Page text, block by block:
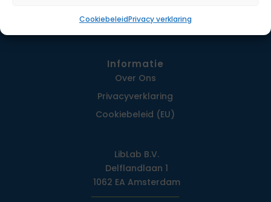
CookiebeleidPrivacy verklaring
Contact
Informatie
Over Ons
Privacy­verklaring
Cookiebeleid (EU)
LibLab B.V.
Delflandlaan 1
1062 EA Amsterdam